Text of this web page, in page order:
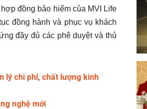
đồng bảo hiểm của MVI Life
đồng hành và phục vụ khách
đầy đủ các phê duyệt và thủ
lý chi phí, chất lượng kinh
nghệ mới